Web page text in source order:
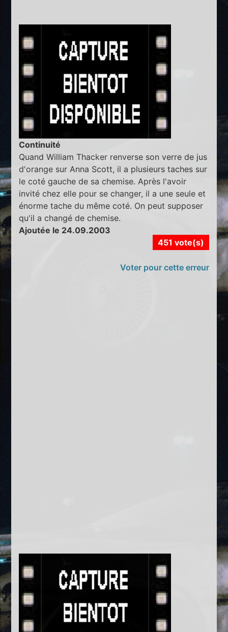
Continuité
Quand William Thacker renverse son verre de jus
d'orange sur Anna Scott, il a plusieurs taches sur
le coté gauche de sa chemise. Après l'avoir
invité chez elle pour se changer, il a une seule et
énorme tache du même coté. On peut supposer
qu'il a changé de chemise.
Ajoutée le 24.09.2003
451 vote(s)
Voter pour cette erreur